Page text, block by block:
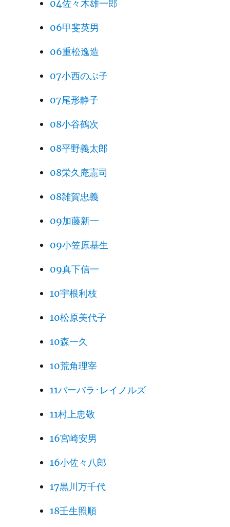
04佐々木雄一郎
06甲斐英男
06重松逸造
07小西のぶ子
07尾形静子
08小谷鶴次
08平野義太郎
08栄久庵憲司
08雑賀忠義
09加藤新一
09小笠原基生
09真下信一
10宇根利枝
10松原美代子
10森一久
10荒角理宰
11バーバラ･レイノルズ
11村上忠敬
16宮崎安男
16小佐々八郎
17黒川万千代
18壬生照順